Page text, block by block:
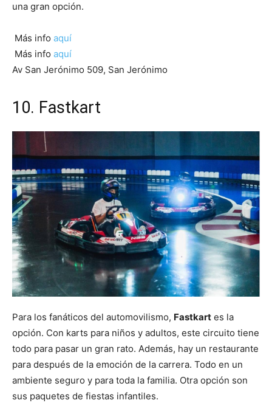
una gran opción.
Más info aquí
Más info aquí
Av San Jerónimo 509, San Jerónimo
10. Fastkart
Para los fanáticos del automovilismo, Fastkart es la
opción. Con karts para niños y adultos, este circuito tiene
todo para pasar un gran rato. Además, hay un restaurante
para después de la emoción de la carrera. Todo en un
ambiente seguro y para toda la familia. Otra opción son
sus paquetes de fiestas infantiles.